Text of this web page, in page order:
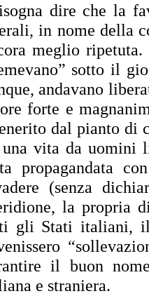
dire che la
in nome della
meglio
sotto il
andavano
forte e
dal pianto di
vita da uomini
propagandata
(senza
la propria
gli Stati italiani, il
il buon
e straniera.